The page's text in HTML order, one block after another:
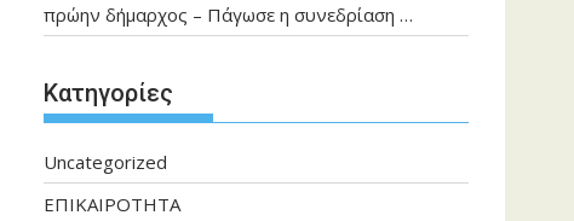
πρώην δήμαρχος – Πάγωσε η συνεδρίαση …
Kατηγορίες
Uncategorized
ΕΠΙΚΑΙΡΟΤΗΤΑ